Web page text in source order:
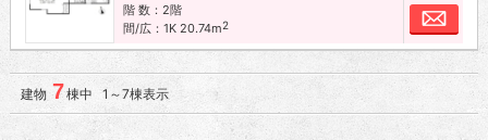
階 数：2階
間/広：1K 20.74m2
お
建物 7棟中 1～7棟表示